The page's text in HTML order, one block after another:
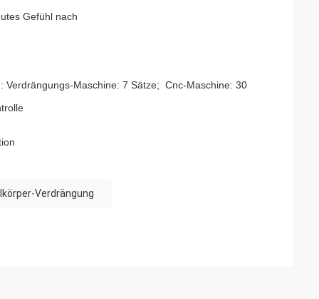
Gefühl nach
Verdrängungs-Maschine: 7 Sätze; Cnc-Maschine: 30
Verdrängung